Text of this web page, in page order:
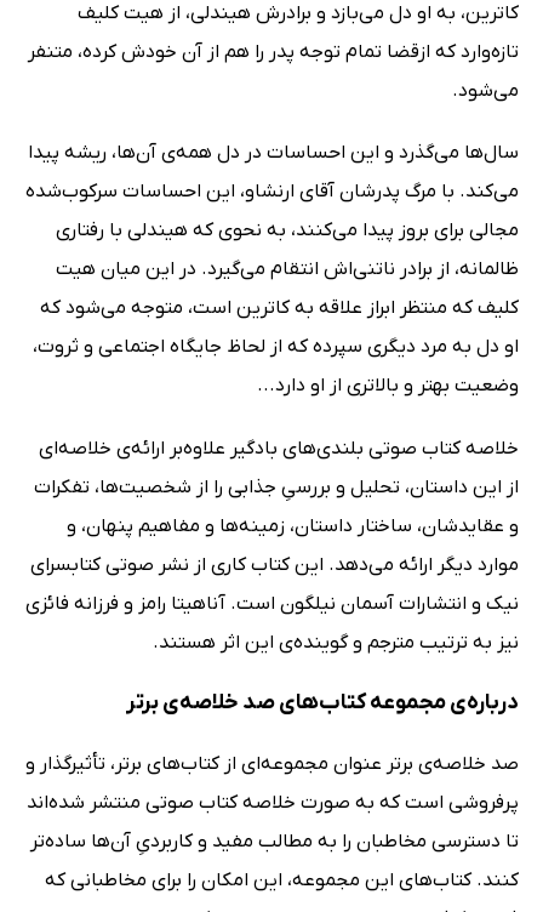
کاترین، به او دل می‌بازد و برادرش هیندلی، از هیت کلیف
تازه‌وارد که ازقضا تمام توجه پدر را هم از آن خودش کرده، متنفر
می‌شود.
سال‌ها می‌گذرد و این احساسات در دل همه‌ی آن‌ها، ریشه پیدا
می‌کند. با مرگ پدرشان آقای ارنشاو، این احساسات سرکوب‌شده
مجالی برای بروز پیدا می‌کنند، به نحوی که هیندلی با رفتاری
ظالمانه، از برادر ناتنی‌اش انتقام می‌گیرد. در این میان هیت
کلیف که منتظر ابراز علاقه به کاترین است، متوجه می‌شود که
او دل به مرد دیگری سپرده که از لحاظ جایگاه اجتماعی و ثروت،
وضعیت بهتر و بالاتری از او دارد...
خلاصه کتاب صوتی بلندی‌های بادگیر علاوه‌بر ارائه‌ی خلاصه‌ای
از این داستان، تحلیل و بررسیِ جذابی را از شخصیت‌ها، تفکرات
و عقایدشان، ساختار داستان، زمینه‌ها و مفاهیم پنهان، و
موارد دیگر ارائه می‌دهد. این کتاب کاری از نشر صوتی کتابسرای
نیک و انتشارات آسمان نیلگون است. آناهیتا رامز و فرزانه فائزی
نیز به ترتیب مترجم و گوینده‌ی این اثر هستند.
درباره‌ی مجموعه کتاب‌های صد خلاصه‌ی برتر
صد خلاصه‌ی برتر عنوان مجموعه‌ای از کتاب‌های برتر، تأثیرگذار و
پرفروشی است که به صورت خلاصه کتاب صوتی منتشر شده‌اند
تا دسترسی مخاطبان را به مطالب مفید و کاربردیِ آن‌ها ساده‌تر
کنند. کتاب‌های این مجموعه، این امکان را برای مخاطبانی که